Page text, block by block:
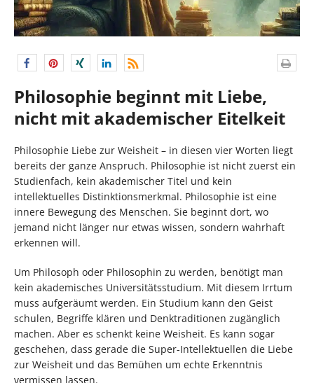
Philosophie beginnt mit Liebe,
nicht mit akademischer Eitelkeit
Philosophie Liebe zur Weisheit – in diesen vier Worten liegt
bereits der ganze Anspruch. Philosophie ist nicht zuerst ein
Studienfach, kein akademischer Titel und kein
intellektuelles Distinktionsmerkmal. Philosophie ist eine
innere Bewegung des Menschen. Sie beginnt dort, wo
jemand nicht länger nur etwas wissen, sondern wahrhaft
erkennen will.
Um Philosoph oder Philosophin zu werden, benötigt man
kein akademisches Universitätsstudium. Mit diesem Irrtum
muss aufgeräumt werden. Ein Studium kann den Geist
schulen, Begriffe klären und Denktraditionen zugänglich
machen. Aber es schenkt keine Weisheit. Es kann sogar
geschehen, dass gerade die Super-Intellektuellen die Liebe
zur Weisheit und das Bemühen um echte Erkenntnis
vermissen lassen.